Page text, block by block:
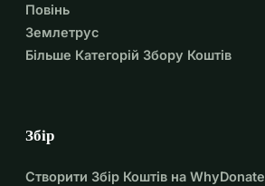
Повінь
Землетрус
Більше Категорій Збору Коштів
Збір
Створити Збір Коштів на WhyDonate